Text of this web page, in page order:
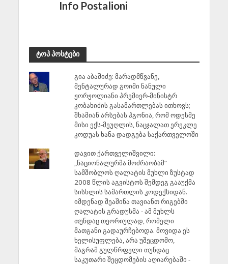
Info Postalioni
ტოპ პოსტები
გია აბაშიძე: მარადმწვანე,
მენტალურად გოიმი ნანული
ჟორჟოლიანი პრემიერ-მინისტრ
კობახიძის გასამართლებას ითხოვს;
შხამიან არსებას ჰგონია, რომ ოდესმე
მისი ექს-მეუღლის, ნაცჯალათ ერეკლე
კოდუას ხანა დადგება საქართველოში
დავით ქართველიშვილი:
„ნაციონალურმა მოძრაობამ“
სამშობლოს ღალატის მუხლი ზუსტად
2008 წლის აგვისტოს შემდეგ გააუქმა
სისხლის სამართლის კოდექსიდან.
იმდენად შეაშინა თავიანთ რიგებში
ღალატის გრადუსმა - ამ მუხლს
თუნდაც თეორიულად, რომელი
მათგანი გადაურჩებოდა. მოვიდა ეს
ხელისუფლება, არა უშეცდომო,
მაგრამ გულწრფელი თუნდაც
საკუთარი შეცდომების აღიარებაში -